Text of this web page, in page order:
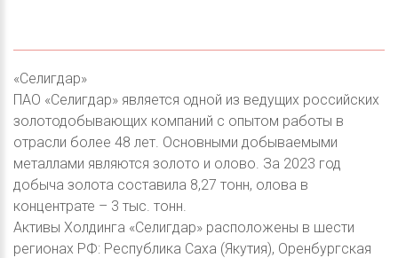
«Селигдар»
ПАО «Селигдар» является одной из ведущих российских
золотодобывающих компаний с опытом работы в
отрасли более 48 лет. Основными добываемыми
металлами являются золото и олово. За 2023 год
добыча золота составила 8,27 тонн, олова в
концентрате – 3 тыс. тонн.
Активы Холдинга «Селигдар» расположены в шести
регионах РФ: Республика Саха (Якутия), Оренбургская